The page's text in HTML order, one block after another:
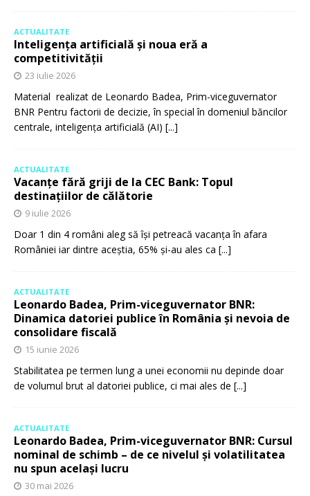
ACTUALITATE
Inteligența artificială și noua eră a
competitivității
23 iulie 2026
Material realizat de Leonardo Badea, Prim-viceguvernator
BNR Pentru factorii de decizie, în special în domeniul băncilor
centrale, inteligența artificială (AI) [...]
ACTUALITATE
Vacanțe fără griji de la CEC Bank: Topul
destinațiilor de călătorie
9 iulie 2026
Doar 1 din 4 români aleg să își petreacă vacanța în afara
României iar dintre aceștia, 65% și-au ales ca [...]
ACTUALITATE
Leonardo Badea, Prim-viceguvernator BNR:
Dinamica datoriei publice în România și nevoia de
consolidare fiscală
15 iunie 2026
Stabilitatea pe termen lung a unei economii nu depinde doar
de volumul brut al datoriei publice, ci mai ales de [...]
ACTUALITATE
Leonardo Badea, Prim-viceguvernator BNR: Cursul
nominal de schimb – de ce nivelul și volatilitatea
nu spun același lucru
30 mai 2026